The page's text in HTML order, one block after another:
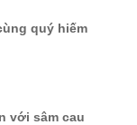
quý hiếm
với sâm cau